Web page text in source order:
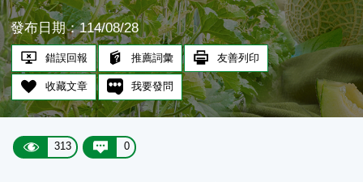
發布日期：114/08/28
錯誤回報 推薦詞彙 友善列印
收藏文章 我要發問
313 0